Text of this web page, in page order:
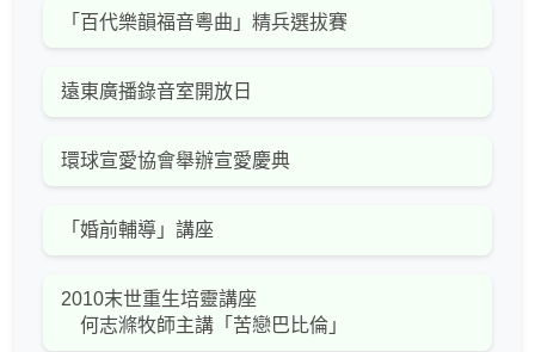
「百代樂韻福音粵曲」精兵選拔賽
遠東廣播錄音室開放日
環球宣愛協會舉辦宣愛慶典
「婚前輔導」講座
2010末世重生培靈講座
何志滌牧師主講「苦戀巴比倫」